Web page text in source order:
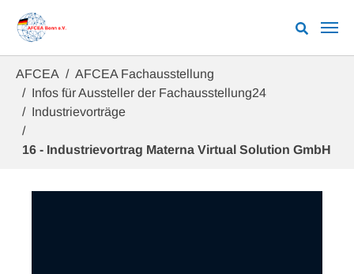
AFCEA
AFCEA Fachausstellung
Infos für Aussteller der Fachausstellung24
Industrievorträge
16 - Industrievortrag Materna Virtual Solution GmbH